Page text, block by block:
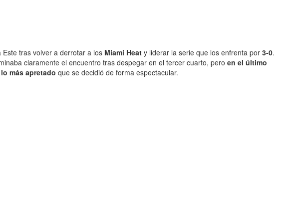
tras volver a derrotar a los Miami Heat y liderar la serie que los enfrenta por 3-0.
claramente el encuentro tras despegar en el tercer cuarto, pero en el último
más apretado que se decidió de forma espectacular.